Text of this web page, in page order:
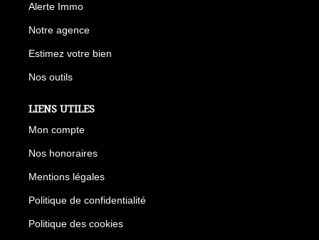
Alerte Immo
Notre agence
Estimez votre bien
Nos outils
LIENS UTILES
Mon compte
Nos honoraires
Mentions légales
Politique de confidentialité
Politique des cookies